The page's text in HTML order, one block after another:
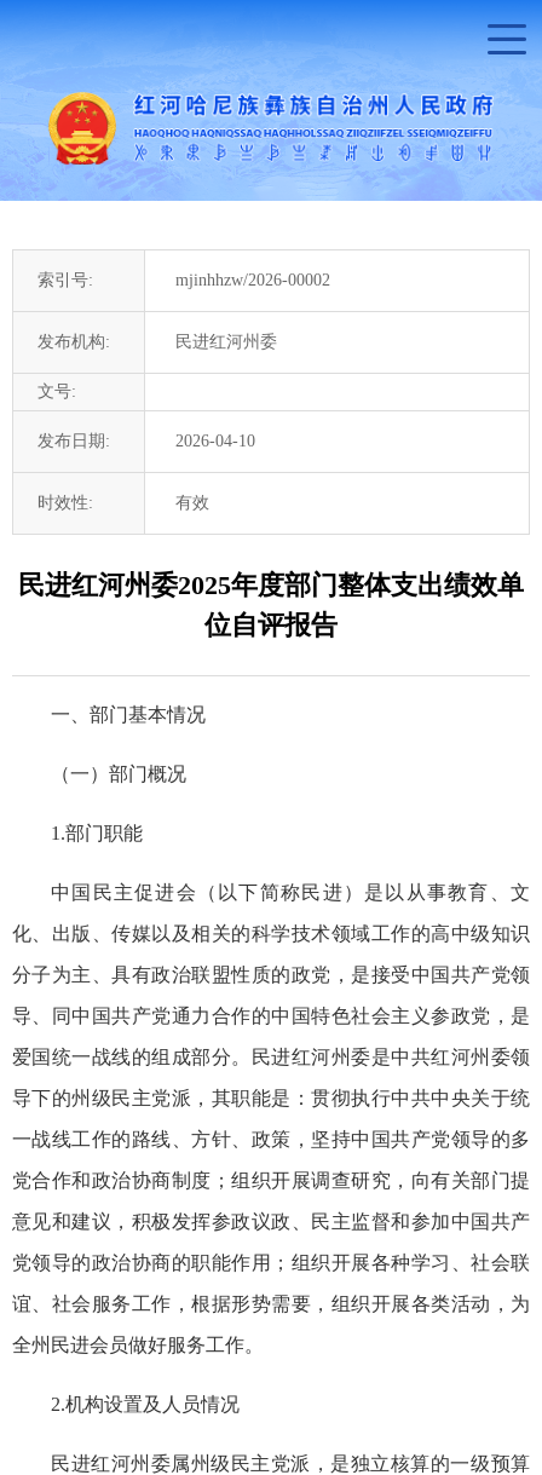
索引号: mjinhhzw/2026-00002
发布机构: 民进红河州委
文号:
发布日期: 2026-04-10
时效性: 有效
民进红河州委2025年度部门整体支出绩效单
位自评报告
一、部门基本情况
（一）部门概况
1.部门职能
中国民主促进会（以下简称民进）是以从事教育、文
化、出版、传媒以及相关的科学技术领域工作的高中级知识
分子为主、具有政治联盟性质的政党，是接受中国共产党领
导、同中国共产党通力合作的中国特色社会主义参政党，是
爱国统一战线的组成部分。民进红河州委是中共红河州委领
导下的州级民主党派，其职能是：贯彻执行中共中央关于统
一战线工作的路线、方针、政策，坚持中国共产党领导的多
党合作和政治协商制度；组织开展调查研究，向有关部门提
意见和建议，积极发挥参政议政、民主监督和参加中国共产
党领导的政治协商的职能作用；组织开展各种学习、社会联
谊、社会服务工作，根据形势需要，组织开展各类活动，为
全州民进会员做好服务工作。
2.机构设置及人员情况
民进红河州委属州级 民主党派，是独立核算的一级预算